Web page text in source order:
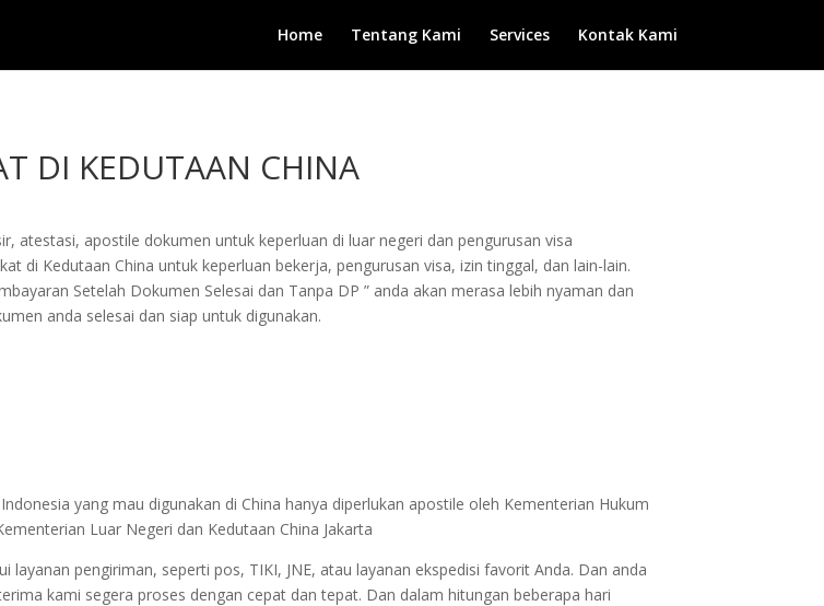
Home Tentang Kami Services Kontak Kami
DI KEDUTAAN CHINA
atestasi, apostile dokumen untuk keperluan di luar negeri dan pengurusan visa
di Kedutaan China untuk keperluan bekerja, pengurusan visa, izin tinggal, dan lain-lain.
Setelah Dokumen Selesai dan Tanpa DP ” anda akan merasa lebih nyaman dan
anda selesai dan siap untuk digunakan.
yang mau digunakan di China hanya diperlukan apostile oleh Kementerian Hukum
Luar Negeri dan Kedutaan China Jakarta
pengiriman, seperti pos, TIKI, JNE, atau layanan ekspedisi favorit Anda. Dan anda
kami segera proses dengan cepat dan tepat. Dan dalam hitungan beberapa hari